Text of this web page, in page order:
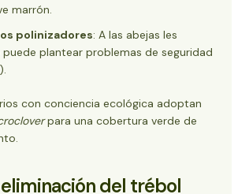
marrón.
polinizadores: A las abejas les
plantear problemas de seguridad
con conciencia ecológica adoptan
para una cobertura verde de
del trébol